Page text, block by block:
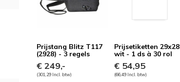
Prijstang Blitz T117
(2928) - 3 regels
€ 249,-
(301,29 Incl. btw)
Prijsetiketten 29x28
wit - 1 ds à 30 rol
€ 54,95
(66,49 Incl. btw)